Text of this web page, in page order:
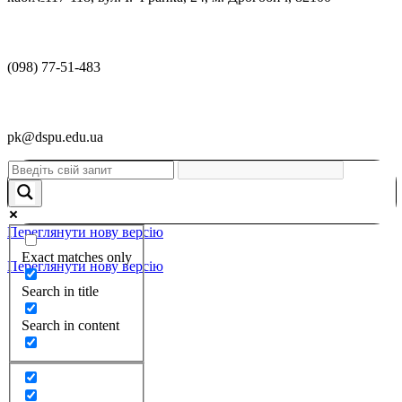
(098) 77-51-483
pk@dspu.edu.ua
Exact matches only
Search in title
Search in content
Переглянути нову версію
Переглянути нову версію